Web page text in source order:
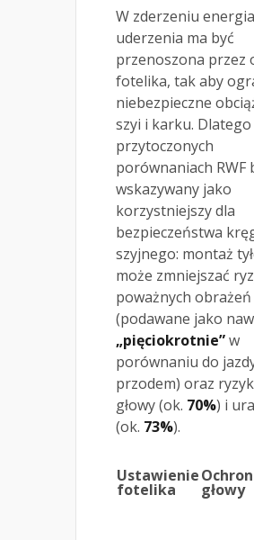
W zderzeniu energia
uderzenia ma być
przenoszona przez
fotelika, tak aby
niebezpieczne
szyi i karku.
przytoczonych
porównaniach RWF
wskazywany jako
korzystniejszy dla
bezpieczeństwa
szyjnego: montaż
może zmniejszać
poważnych obrażeń
(podawane jako
„pięciokrotnie”w
porównaniu do
przodem) oraz
głowy (ok. 70%) i
(ok. 73%).
Ustawienie
fotelika głowy